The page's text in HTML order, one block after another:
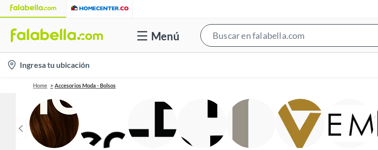
Menú
Bar
location-
icon
Ingresa tu ubicación
Home Accesorios Moda - Bolsos